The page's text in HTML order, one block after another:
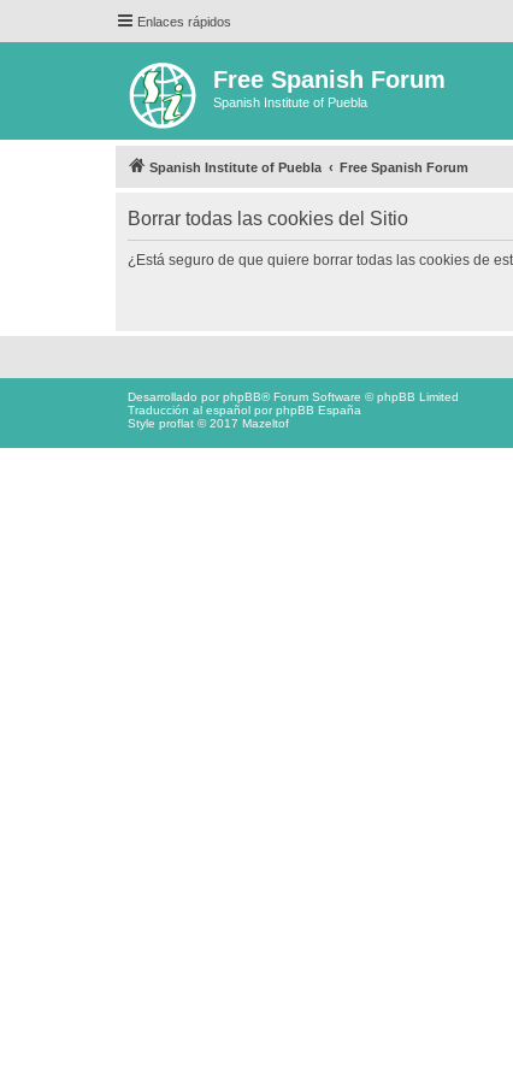
Enlaces rápidos
Free Spanish Forum
Spanish Institute of Puebla
Spanish Institute of Puebla Free Spanish Forum
Borrar todas las cookies del Sitio
¿Está seguro de que quiere borrar todas las cookies de
Desarrollado porphpBB® Forum Software © phpBB Limited
Traducción al español porphpBB España
Style proflat © 2017 Mazeltof